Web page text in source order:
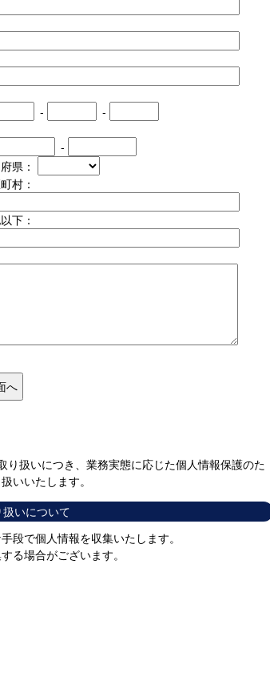
- -
-
県：
村：
下：
扱いにつき、業務実態に応じた個人情報保護のた
いいたします。
いについて
段で個人情報を収集いたします。
る場合がございます。